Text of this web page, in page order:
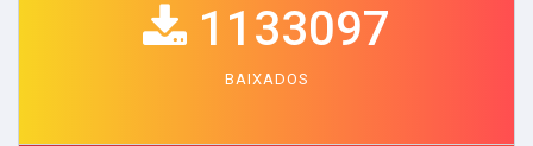
1133097
BAIXADOS